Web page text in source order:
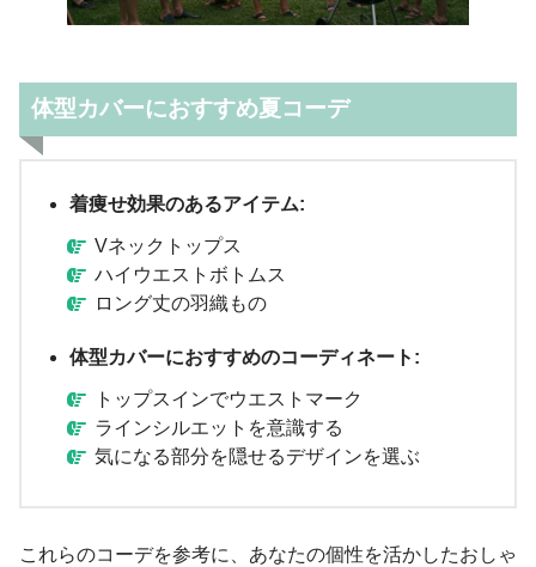
体型カバーにおすすめ夏コーデ
着痩せ効果のあるアイテム:
Vネックトップス
ハイウエストボトムス
ロング丈の羽織もの
体型カバーにおすすめのコーディネート:
トップスインでウエストマーク
ラインシルエットを意識する
気になる部分を隠せるデザインを選ぶ
これらのコーデを参考に、あなたの個性を活かしたおしゃ